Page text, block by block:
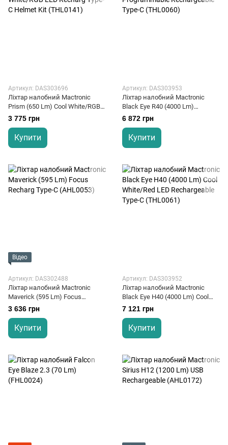
Артикул: DAS303696
Ліхтар налобний Mactronic
Prism (650 Lm) Cool White/RGB
LED Recharg Type-C Helmet Kit
(THL0141)
3 775 грн
Купити
Артикул: DAS303953
Ліхтар налобний Mactronic
Black Eye R40 (4000 Lm)
Programmable Rechargeable
Type-C (THL0060)
6 872 грн
Купити
Відео
Артикул: DAS302488
Ліхтар налобний Mactronic
Maverick (595 Lm) Focus
Recharg Type-C (AHL0053)
3 636 грн
Купити
Артикул: DAS303952
Ліхтар налобний Mactronic
Black Eye H40 (4000 Lm) Cool
White/Red LED Rechargeable
Type-C (THL0061)
7 121 грн
Купити